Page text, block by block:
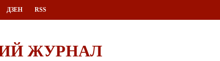
ДЗЕН RSS
ЖУРНАЛ